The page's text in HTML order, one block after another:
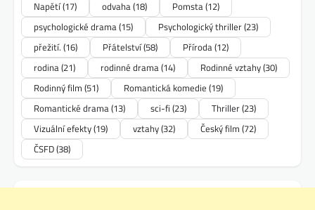
Napětí(17) odvaha(18) Pomsta(12)
psychologické drama(15) Psychologický thriller(23)
přežití. (16) Přátelství(58) Příroda(12)
rodina(21) rodinné drama(14) Rodinné vztahy(30)
Rodinný film (51) Romantická komedie (19)
Romantické drama(13) sci-fi (23) Thriller(23)
Vizuální efekty(19) vztahy(32) Český film (72)
ČSFD(38)